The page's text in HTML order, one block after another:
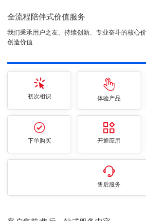
全流程陪伴式价值服务
我们秉承用户之友、持续创新、专业奋斗的核心
创造价值
初次相识 体验产品
下单购买 开通应用
售后服务